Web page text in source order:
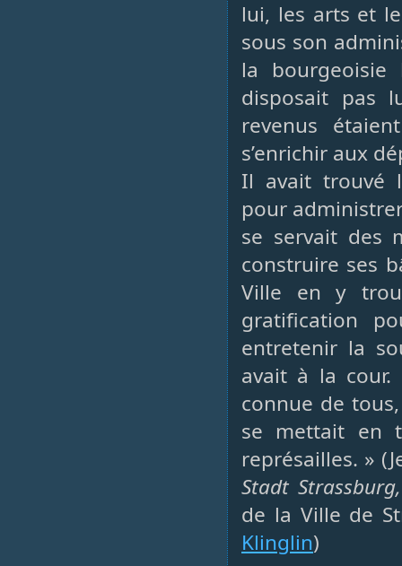
lui, les arts et
sous son
la
disposait pas
revenus
s’enrichir aux
Il avait trouvé
pour
se servait des
construire ses
Ville en y
gratification
entretenir la
avait à la
connue de
se mettait en
représailles. »
Stadt
de la Ville de
Klinglin)